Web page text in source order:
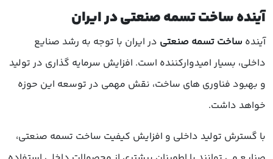
آینده ساخت تسمه صنعتی در ایران
آینده ساخت تسمه صنعتی در ایران با توجه به رشد صنایع
داخلی، بسیار امیدوارکننده است. افزایش سرمایه گذاری در تولید
و بهبود فناوری های ساخت، نقش مهمی در توسعه این حوزه
خواهد داشت.
با گسترش تولید داخلی و افزایش کیفیت ساخت تسمه صنعتی،